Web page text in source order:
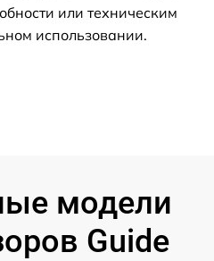
или техническим
использовании.
модели
Guide